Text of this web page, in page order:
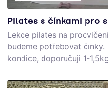
Pilates s čínkami pro
Lekce pilates na
budeme potřebovat činky.
kondice, doporučuji 1-
provádět cviky i bez činek